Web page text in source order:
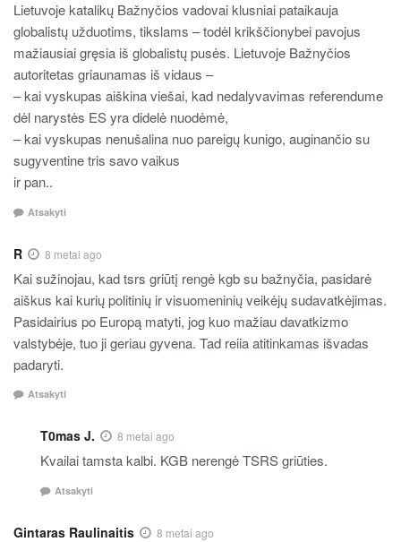
Lietuvoje katalikų Bažnyčios vadovai klusniai pataikauja
globalistų užduotims, tikslams – todėl krikščionybei pavojus
mažiausiai gręsia iš globalistų pusės. Lietuvoje Bažnyčios
autoritetas griaunamas iš vidaus –
– kai vyskupas aiškina viešai, kad nedalyvavimas referendume
dėl narystės ES yra didelė nuodėmė,
– kai vyskupas nenušalina nuo pareigų kunigo, auginančio su
sugyventine tris savo vaikus
ir pan..
Atsakyti
R 8 metai ago
Kai sužinojau, kad tsrs griūtį rengė kgb su bažnyčia, pasidarė
aiškus kai kurių politinių ir visuomeninių veikėjų sudavatkėjimas.
Pasidairius po Europą matyti, jog kuo mažiau davatkizmo
valstybėje, tuo ji geriau gyvena. Tad reiia atitinkamas išvadas
padaryti.
Atsakyti
T0mas J. 8 metai ago
Kvailai tamsta kalbi. KGB nerengė TSRS griūties.
Atsakyti
Gintaras Raulinaitis 8 metai ago